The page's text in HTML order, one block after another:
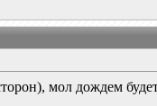
мол дождем